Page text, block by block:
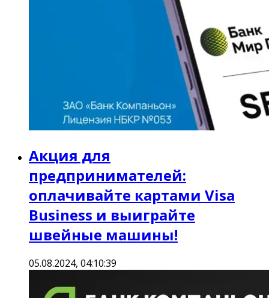
Акция для
предпринимателей:
оплачивайте картами Visa
Business и выиграйте
швейные машины!
05.08.2024, 04:10:39